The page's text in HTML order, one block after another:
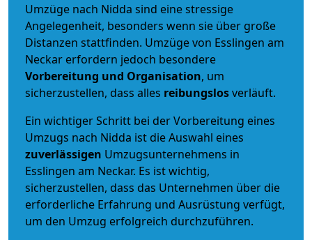
Umzüge nach Nidda sind eine stressige
Angelegenheit, besonders wenn sie über große
Distanzen stattfinden. Umzüge von Esslingen am
Neckar erfordern jedoch besondere
Vorbereitung und Organisation, um
sicherzustellen, dass alles reibungslosverläuft.
Ein wichtiger Schritt bei der Vorbereitung eines
Umzugs nach Nidda ist die Auswahl eines
zuverlässigen Umzugsunternehmens in
Esslingen am Neckar. Es ist wichtig,
sicherzustellen, dass das Unternehmen über die
erforderliche Erfahrung und Ausrüstung verfügt,
um den Umzug erfolgreich durchzuführen.